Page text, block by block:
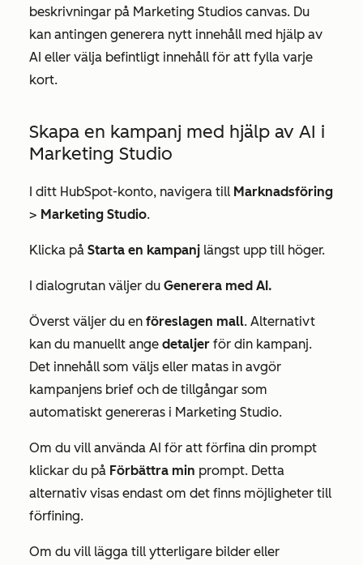
beskrivningar på Marketing Studios canvas. Du
kan antingen generera nytt innehåll med hjälp av
AI eller välja befintligt innehåll för att fylla varje
kort.
Skapa en kampanj med hjälp av AI i
Marketing Studio
I ditt HubSpot-konto, navigera till Marknadsföring
> Marketing Studio.
Klicka på Starta en kampanj längst upp till höger.
I dialogrutan väljer du Generera med AI.
Överst väljer du en föreslagen mall. Alternativt
kan du manuellt ange detaljer för din kampanj.
Det innehåll som väljs eller matas in avgör
kampanjens brief och de tillgångar som
automatiskt genereras i Marketing Studio.
Om du vill använda AI för att förfina din prompt
klickar du på Förbättra min prompt. Detta
alternativ visas endast om det finns möjligheter till
förfining.
Om du vill lägga till ytterligare bilder eller